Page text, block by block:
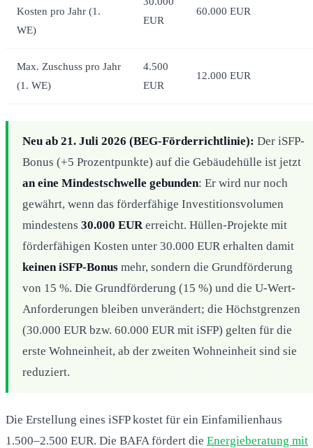
Kosten pro Jahr (1.
WE)
EUR
60.000 EUR
Max. Zuschuss pro Jahr
(1. WE)
4.500
EUR
12.000 EUR
Neu ab 21. Juli 2026 (BEG-Förderrichtlinie): Der iSFP-
Bonus (+5 Prozentpunkte) auf die Gebäudehülle ist jetzt
an eine Mindestschwelle gebunden: Er wird nur noch
gewährt, wenn das förderfähige Investitionsvolumen
mindestens 30.000 EUR erreicht. Hüllen-Projekte mit
förderfähigen Kosten unter 30.000 EUR erhalten damit
keinen iSFP-Bonus mehr, sondern die Grundförderung
von 15 %. Die Grundförderung (15 %) und die U-Wert-
Anforderungen bleiben unverändert; die Höchstgrenzen
(30.000 EUR bzw. 60.000 EUR mit iSFP) gelten für die
erste Wohneinheit, ab der zweiten Wohneinheit sind sie
reduziert.
Die Erstellung eines iSFP kostet für ein Einfamilienhaus
1.500–2.500 EUR. Die BAFA fördert die Energieberatung mit